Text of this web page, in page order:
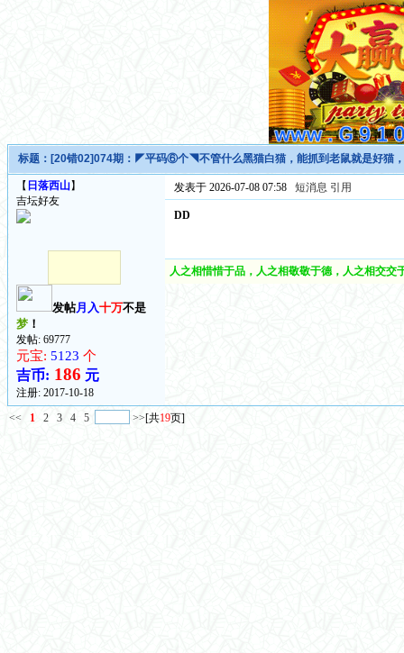
标题： [20错02]074期：◤平码⑥个◥不管什么黑猫白猫，能抓到老鼠就是好猫
【 日落西山】
吉坛好友
发帖月入十万不是
梦！
发帖: 69777
元宝: 5123 个
吉币: 186 元
注册: 2017-10-18
发表于 2026-07-08 07:58 短消息 引用
DD
人之相惜惜于品，人之相敬敬于德，人之相交
<< 1 2 3 4 5 >>[共19页]